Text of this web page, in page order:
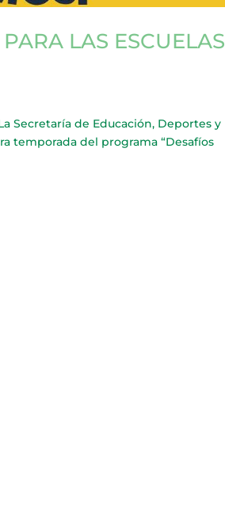
LAS ESCUELAS
La Secretaría de Educación, Deportes y
temporada del programa “Desafíos